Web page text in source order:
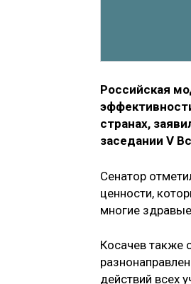
Российская
странах,
заседании V
Сенатор
ценности,
многие
Косачев также
действий всех